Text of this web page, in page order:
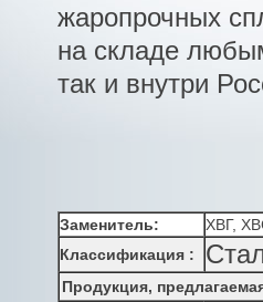
жаропрочных
на складе
так и внутри
Заменитель:
ХВГ,
Классификация :
Продукция,